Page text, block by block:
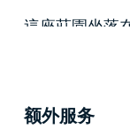
這座莊園坐落
120米，沉浸
越的地理位
故鄉芬奇就在
额外服务